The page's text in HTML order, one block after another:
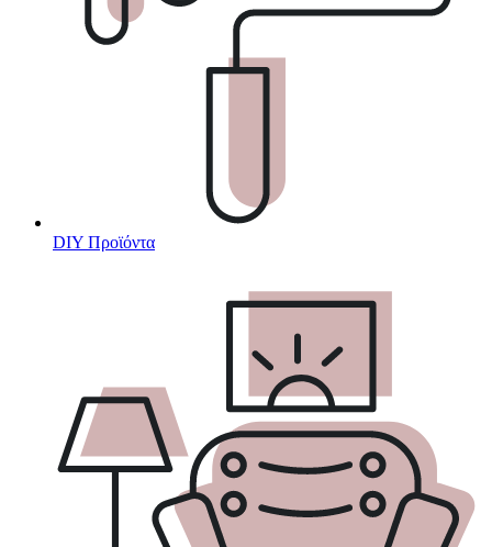
DIY Προϊόντα